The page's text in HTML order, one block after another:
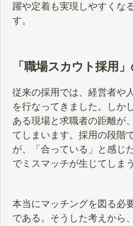
躍や定着も実現しやすくな
す。
「職場スカウト採用
従来の採用では、経営者や
を行なってきました。しか
ある現場と求職者の距離が
てしまいます。採用の段階
が、「合っている」と感じ
でミスマッチが生じてしま
本当にマッチングを図る必
である。そうした考えから